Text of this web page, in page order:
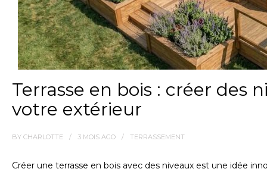
Terrasse en bois : créer des
votre extérieur
BY CHARLOTTE 3 MOIS AGO TERRASSEMENT
Créer une terrasse en bois avec des niveaux est une idée